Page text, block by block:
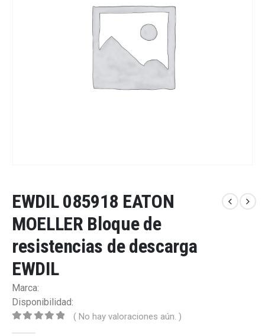
EWDIL 085918 EATON
MOELLER Bloque de
resistencias de descarga
EWDIL
Marca:
Disponibilidad:
( No hay valoraciones aún. )